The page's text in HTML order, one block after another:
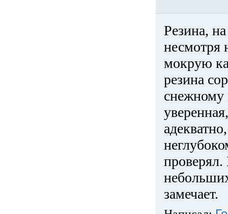
Резина,
несмотря
мокрую
резина
снежному
замечает.